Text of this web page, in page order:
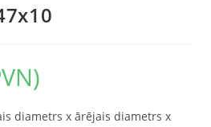
diametrs x ārējais diametrs x